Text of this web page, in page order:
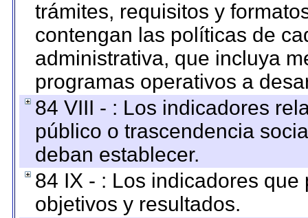
trámites, requisitos y
contengan las políticas de
administrativa, que incluya
programas operativos a
84 VIII - : Los indicadores
público o trascendencia
deban establecer.
84 IX - : Los indicadores
objetivos y resultados.